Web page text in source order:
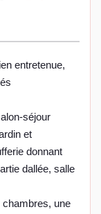
entretenue,
séjour
et
donnant
dallée, salle
chambres, une